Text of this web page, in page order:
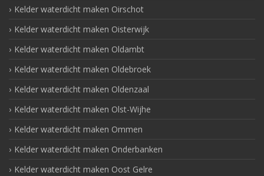
Kelder waterdicht maken Oirschot
Kelder waterdicht maken Oisterwijk
Kelder waterdicht maken Oldambt
Kelder waterdicht maken Oldebroek
Kelder waterdicht maken Oldenzaal
Kelder waterdicht maken Olst-Wijhe
Kelder waterdicht maken Ommen
Kelder waterdicht maken Onderbanken
Kelder waterdicht maken Oost Gelre